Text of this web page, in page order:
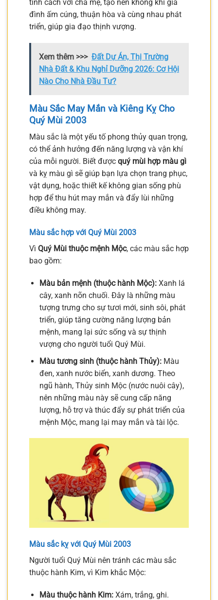
tính cách với cha mẹ, tạo nên không khí gia
đình ấm cúng, thuận hòa và cùng nhau phát
triển, giúp gia đạo thịnh vượng.
Xem thêm >>> Đất Dự Án, Thị Trường
Nhà Đất & Khu Nghỉ Dưỡng 2026: Cơ Hội
Nào Cho Nhà Đầu Tư?
Màu Sắc May Mắn và Kiêng Kỵ Cho
Quý Mùi 2003
Màu sắc là một yếu tố phong thủy quan trọng,
có thể ảnh hưởng đến năng lượng và vận khí
của mỗi người. Biết được quý mùi hợp màu gì
và kỵ màu gì sẽ giúp bạn lựa chọn trang phục,
vật dụng, hoặc thiết kế không gian sống phù
hợp để thu hút may mắn và đẩy lùi những
điều không may.
Màu sắc hợp với Quý Mùi 2003
Vì Quý Mùi thuộc mệnh Mộc, các màu sắc hợp
bao gồm:
Màu bản mệnh (thuộc hành Mộc):Xanh lá
cây, xanh nõn chuối. Đây là những màu
tượng trưng cho sự tươi mới, sinh sôi, phát
triển, giúp tăng cường năng lượng bản
mệnh, mang lại sức sống và sự thịnh
vượng cho người tuổi Quý Mùi.
Màu tương sinh (thuộc hành Thủy):Màu
đen, xanh nước biển, xanh dương. Theo
ngũ hành, Thủy sinh Mộc (nước nuôi cây),
nên những màu này sẽ cung cấp năng
lượng, hỗ trợ và thúc đẩy sự phát triển của
mệnh Mộc, mang lại may mắn và tài lộc.
Màu sắc kỵ với Quý Mùi 2003
Người tuổi Quý Mùi nên tránh các màu sắc
thuộc hành Kim, vì Kim khắc Mộc:
Màu thuộc hành Kim:Xám, trắng, ghi.